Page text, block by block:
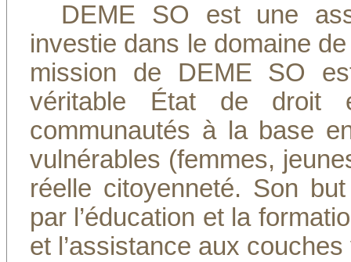
DEME SO est une
investie dans le domaine
mission de DEME SO
véritable État de droit
communautés à la base
vulnérables (femmes,
réelle citoyenneté. Son
par l’éducation et la
et l’assistance aux